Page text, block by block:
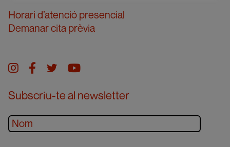
Horari d’atenció presencial
Demanar cita prèvia
Instagram
facebook
twitteryoutube
Subscriu-te al newsletter